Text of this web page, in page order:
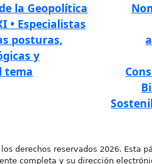
la Geopolítica
• Especialistas
posturas,
y
tema
derechos reservados 2026. Esta
completa y su dirección